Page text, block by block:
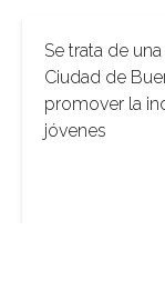
Se trata de
Ciudad de
promover la
jóvenes